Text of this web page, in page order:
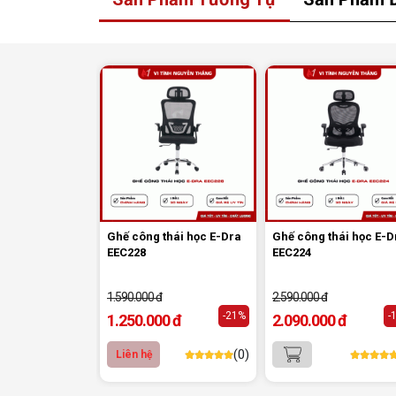
Ghế công thái học E-Dra
EEC228
1.590.000 đ
1.250.000 đ -21%
Liên hệ (0)
Ghế công thái học E-
EEC224
2.590.000 đ
2.090.000 đ -